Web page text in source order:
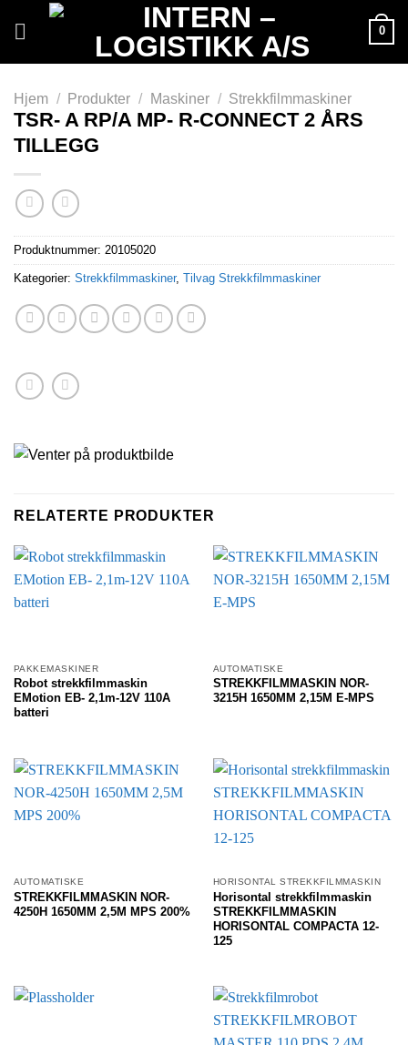
0
Hjem / Produkter / Maskiner / Strekkfilmmaskiner
TSR- A RP/A MP- R-CONNECT 2 ÅRS
TILLEGG
Produktnummer: 20105020
Kategorier: Strekkfilmmaskiner, Tilvag Strekkfilmmaskiner
RELATERTE PRODUKTER
PAKKEMASKINER
Robot strekkfilmmaskin
EMotion EB- 2,1m-12V 110A
batteri
AUTOMATISKE
STREKKFILMMASKIN NOR-
3215H 1650MM 2,15M E-MPS
AUTOMATISKE
STREKKFILMMASKIN NOR-
4250H 1650MM 2,5M MPS 200%
HORISONTAL STREKKFILMMASKIN
Horisontal strekkfilmmaskin
STREKKFILMMASKIN
HORISONTAL COMPACTA 12-
125